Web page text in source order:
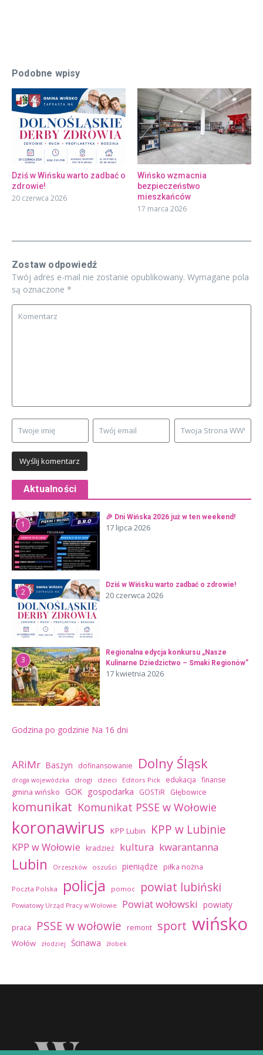
Podobne wpisy
Dziś w Wińsku warto zadbać o
zdrowie!
20 czerwca 2026
Wińsko wzmacnia
bezpieczeństwo
mieszkańców
17 marca 2026
Zostaw odpowiedź
Twój adres e-mail nie zostanie opublikowany. Wymagane pola
są oznaczone *
Aktualności
1
🎉 Dni Wińska 2026 już w ten weekend!
17 lipca 2026
2
Dziś w Wińsku warto zadbać o zdrowie!
20 czerwca 2026
3
Regionalna edycja konkursu „Nasze
Kulinarne Dziedzictwo – Smaki Regionów”
17 kwietnia 2026
Godzina po godzinie Na 16 dni
ARiMr Baszyn dofinansowanie Dolny Śląsk
droga wojewódzka drogi dzieci Editors Pick edukacja finanse
gmina wińsko GOK gospodarka GOSTiR Głębowice
komunikat Komunikat PSSE w Wołowie
koronawirus KPP Lubin KPP w Lubinie
KPP w Wołowie kradzież kultura kwarantanna
Lubin Orzeszków oszuści pieniądze piłka nożna
Poczta Polska policja pomoc powiat lubiński
Powiatowy Urząd Pracy w Wołowie Powiat wołowski powiaty
praca PSSE w wołowie remont sport wińsko
Wołów złodziej Ścinawa żłobek